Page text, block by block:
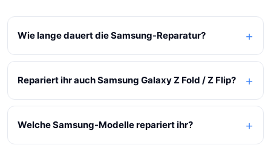
Wie lange dauert die Samsung-Reparatur?
Repariert ihr auch Samsung Galaxy Z Fold / Z Flip?
Welche Samsung-Modelle repariert ihr?